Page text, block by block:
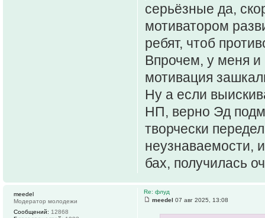
серьёзные да,
мотиватором
ребят, чтоб
Впрочем, у меня и
мотивация
Ну а если
НП, верно Эд
творчески
неузнаваемости,
бах, получилась
Re: флуд
meedel 07 авг 2025, 13:08
meedel
Модератор молодежи
Сообщений: 12868